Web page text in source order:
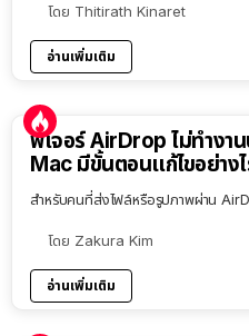
โดย Thitirath Kinaret
อ่านเพิ่มเติม
ฟีเจอร์ AirDrop ไม่ทำงา
Mac มีขั้นตอนแก้ไขอย่าง
สำหรับคนที่ส่งไฟล์หรือรูปภาพผ่าน
โดย Zakura Kim
อ่านเพิ่มเติม